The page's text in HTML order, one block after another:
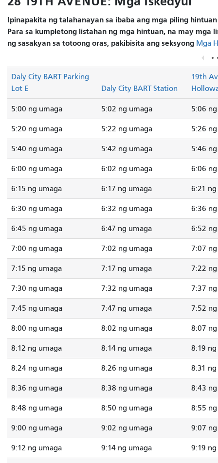
Ipinapakita ng talahanayan sa ibaba ang mga piling
Para sa kumpletong listahan ng mga hintuan, na may
ng sasakyan sa totoong oras, pakibisita ang seksyong Mga
Daly City BART Parking
Lot E
Daly City BART Station
19th
5:00 ng umaga 5:02 ng umaga 5:06
5:20 ng umaga 5:22 ng umaga 5:26
5:40 ng umaga 5:42 ng umaga 5:46
6:00 ng umaga 6:02 ng umaga 6:06
6:15 ng umaga 6:17 ng umaga 6:21
6:30 ng umaga 6:32 ng umaga 6:36
6:45 ng umaga 6:47 ng umaga 6:52
7:00 ng umaga 7:02 ng umaga 7:07
7:15 ng umaga 7:17 ng umaga 7:22
7:30 ng umaga 7:32 ng umaga 7:37
7:45 ng umaga 7:47 ng umaga 7:52
8:00 ng umaga 8:02 ng umaga 8:07
8:12 ng umaga 8:14 ng umaga 8:19
8:24 ng umaga 8:26 ng umaga 8:31
8:36 ng umaga 8:38 ng umaga 8:43
8:48 ng umaga 8:50 ng umaga 8:55
9:00 ng umaga 9:02 ng umaga 9:07
9:12 ng umaga 9:14 ng umaga 9:19